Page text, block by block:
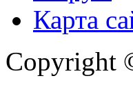
Карта
Copyright